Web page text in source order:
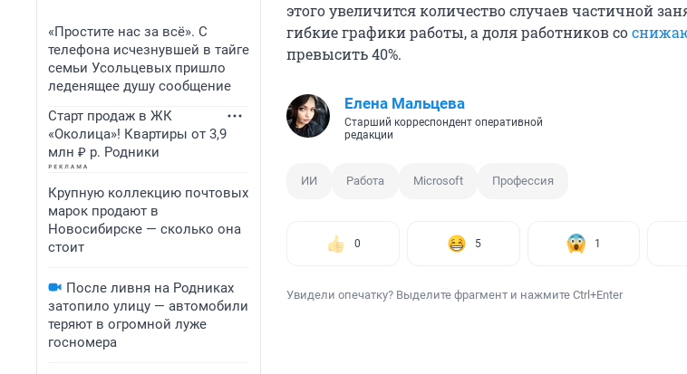
«Простите нас за всё». С
телефона исчезнувшей в тайге
семьи Усольцевых пришло
леденящее душу сообщение
Старт продаж в ЖК
«Околица»! Квартиры от 3,9
млн ₽ р. Родники
Крупную коллекцию почтовых
марок продают в
Новосибирске — сколько она
стоит
После ливня на Родниках
затопило улицу — автомобили
теряют в огромной луже
госномера
этого увеличится количество случаев частичной
гибкие графики работы, а доля работников со
превысить 40%.
Елена Мальцева
Старший корреспондент оперативной
редакции
ИИ Работа Microsoft Профессия
0 5 1
Увидели опечатку? Выделите фрагмент и нажмите Ctrl+Enter